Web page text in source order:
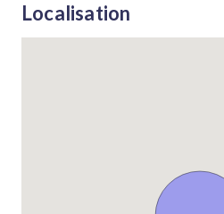
Localisation